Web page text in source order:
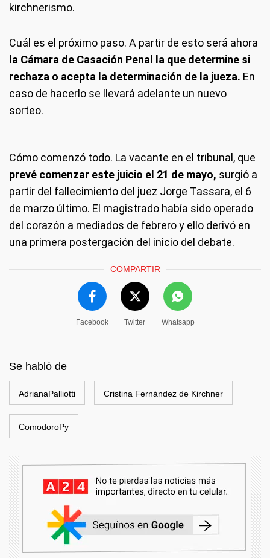
kirchnerismo.
Cuál es el próximo paso. A partir de esto será ahora
la Cámara de Casación Penal la que determine si
rechaza o acepta la determinación de la jueza. En
caso de hacerlo se llevará adelante un nuevo
sorteo.
Cómo comenzó todo. La vacante en el tribunal, que
prevé comenzar este juicio el 21 de mayo, surgió a
partir del fallecimiento del juez Jorge Tassara, el 6
de marzo último. El magistrado había sido operado
del corazón a mediados de febrero y ello derivó en
una primera postergación del inicio del debate.
COMPARTIR
Facebook Twitter Whatsapp
Se habló de
AdrianaPalliotti Cristina Fernández de Kirchner
ComodoroPy